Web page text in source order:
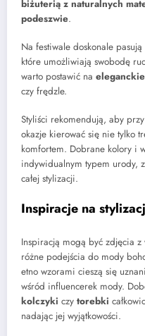
biżuterią z naturalnych
podeszwie.
Na festiwale doskonale pasują
które umożliwiają swobodę
warto postawić na
czy frędzle.
Styliści rekomendują, aby
okazje kierować się nie tylko
komfortem. Dobrane kolory i
indywidualnym typem urody,
całej stylizacji.
Inspiracje na
Inspiracją mogą być zdjęcia
różne podejścia do mody
etno wzorami cieszą się
wśród influencerek mody.
kolczyki czy torebki
nadając jej wyjątkowości.